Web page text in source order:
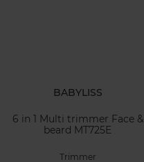
BABYLISS
6 in 1 Multi trimmer Face &
beard MT725E
Trimmer